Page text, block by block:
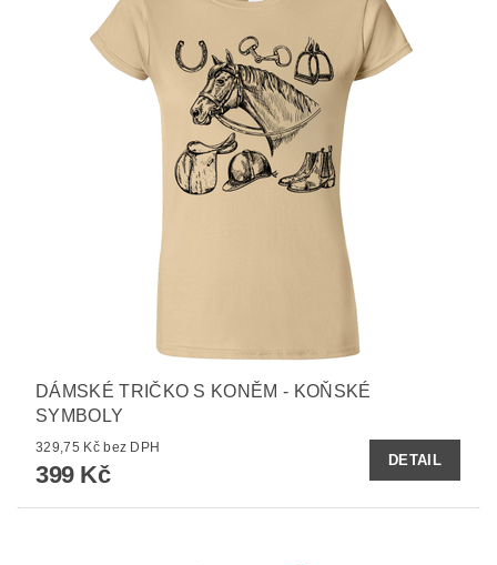
DÁMSKÉ TRIČKO S KONĚM - KOŇSKÉ
SYMBOLY
329,75 Kč bez DPH
399 Kč
DETAIL